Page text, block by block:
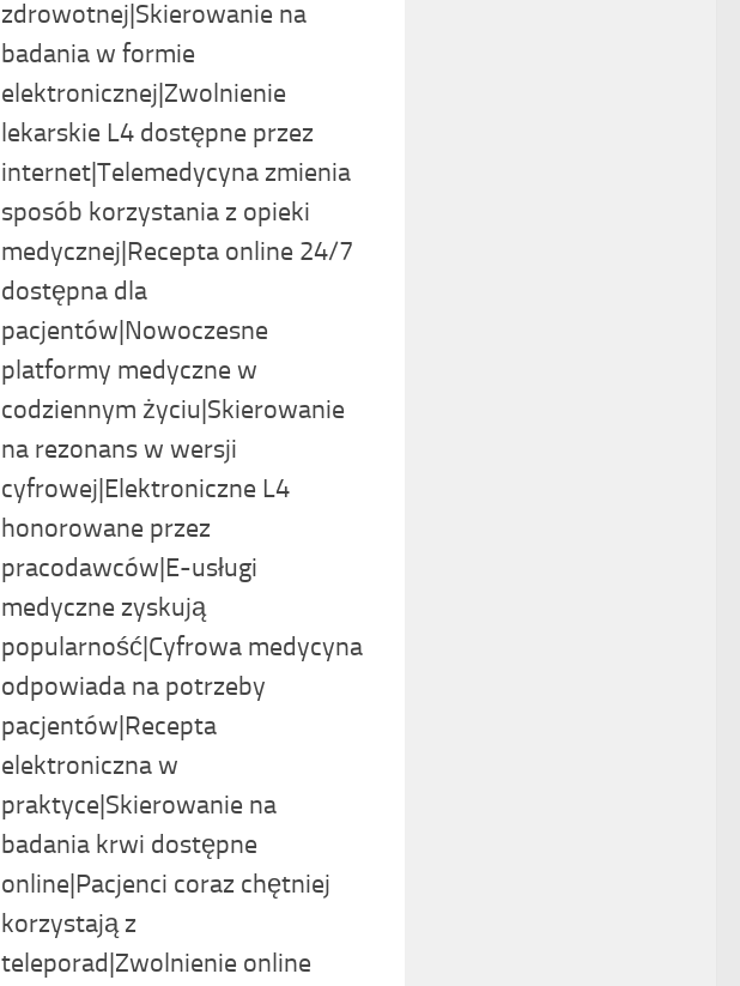
zdrowotnej|Skierowanie na
badania w formie
elektronicznej|Zwolnienie
lekarskie L4 dostępne przez
internet|Telemedycyna zmienia
sposób korzystania z opieki
medycznej|Recepta online 24/7
dostępna dla
pacjentów|Nowoczesne
platformy medyczne w
codziennym życiu|Skierowanie
na rezonans w wersji
cyfrowej|Elektroniczne L4
honorowane przez
pracodawców|E-usługi
medyczne zyskują
popularność|Cyfrowa medycyna
odpowiada na potrzeby
pacjentów|Recepta
elektroniczna w
praktyce|Skierowanie na
badania krwi dostępne
online|Pacjenci coraz chętniej
korzystają z
teleporad|Zwolnienie online